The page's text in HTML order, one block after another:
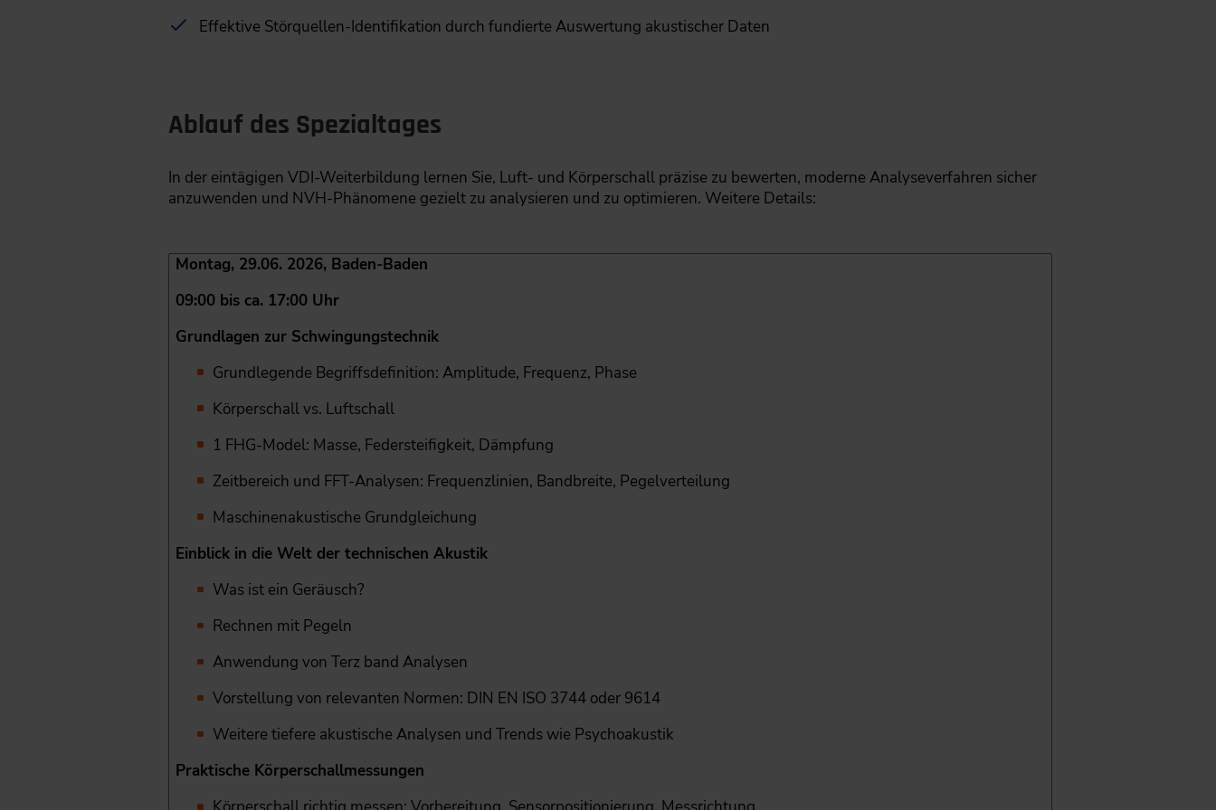
Effektive Störquellen-Identifikation durch fundierte Auswertung akustischer Daten
Ablauf des Spezialtages
In der eintägigen VDI-Weiterbildung lernen Sie, Luft- und Körperschall präzise zu bewerten, moderne Analyseverfahren sicher
anzuwenden und NVH-Phänomene gezielt zu analysieren und zu optimieren. Weitere Details:
Montag, 29.06. 2026, Baden-Baden
09:00 bis ca. 17:00 Uhr
Grundlagen zur Schwingungstechnik
Grundlegende Begriffsdefinition: Amplitude, Frequenz, Phase
Körperschall vs. Luftschall
1 FHG-Model: Masse, Federsteifigkeit, Dämpfung
Zeitbereich und FFT-Analysen: Frequenzlinien, Bandbreite, Pegelverteilung
Maschinenakustische Grundgleichung
Einblick in die Welt der technischen Akustik
Was ist ein Geräusch?
Rechnen mit Pegeln
Anwendung von Terz band Analysen
Vorstellung von relevanten Normen: DIN EN ISO 3744 oder 9614
Weitere tiefere akustische Analysen und Trends wie Psychoakustik
Praktische Körperschallmessungen